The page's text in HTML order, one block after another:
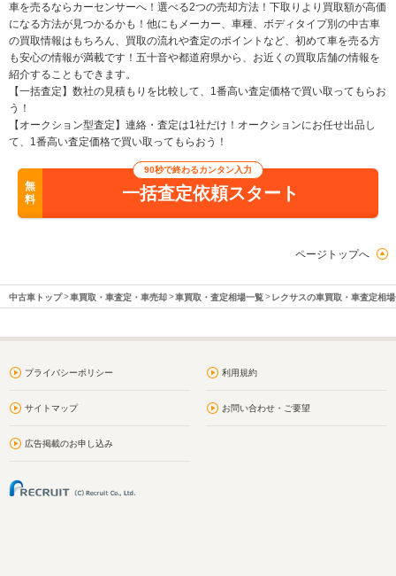
車を売るならカーセンサーへ！選べる2つの売却方法！下取りより買取額が高価
になる方法が見つかるかも！他にもメーカー、車種、ボディタイプ別の中古車
の買取情報はもちろん、買取の流れや査定のポイントなど、初めて車を売る方
も安心の情報が満載です！五十音や都道府県から、お近くの買取店舗の情報を
紹介することもできます。
【一括査定】数社の見積もりを比較して、1番高い査定価格で買い取ってもらお
う！
【オークション型査定】連絡・査定は1社だけ！オークションにお任せ出品し
て、1番高い査定価格で買い取ってもらおう！
無
料
90秒で終わるカンタン入力
一括査定依頼スタート
ページトップへ
中古車トップ 車買取・車査定・車売却 車買取・査定相場一覧 レクサスの車買取・車査定相
プライバシーポリシー 利用規約
サイトマップ お問い合わせ・ご要望
広告掲載のお申し込み